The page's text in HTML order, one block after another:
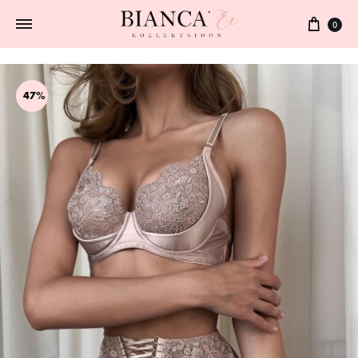
0
47%